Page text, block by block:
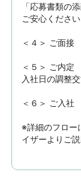
「応募書類の
ご安心ください
＜４＞ ご面接
＜５＞ ご内定
入社日の調整
＜６＞ ご入社
※詳細のフロー
イザーよりご